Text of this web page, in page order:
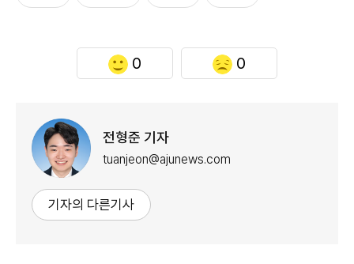
0 0
전형준 기자
tuanjeon@ajunews.com
기자의 다른기사